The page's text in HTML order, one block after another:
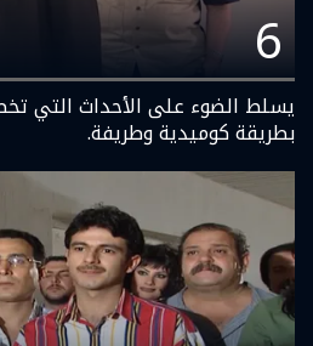
6
يسلط الضوء على الأحداث التي
بطريقة كوميدية وطريفة.